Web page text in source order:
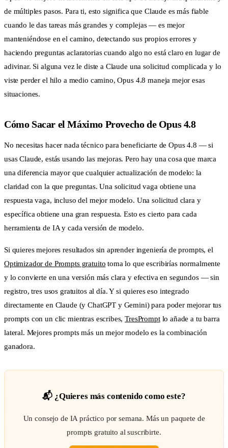
de múltiples pasos. Para ti, esto significa que Claude es más fiable
cuando le das tareas más grandes y complejas — es mejor
manteniéndose en el camino, detectando sus propios errores y
haciendo preguntas aclaratorias cuando algo no está claro en lugar de
adivinar. Si alguna vez le diste a Claude una solicitud complicada y lo
viste perder el hilo a medio camino, Opus 4.8 maneja mejor esas
situaciones.
Cómo Sacar el Máximo Provecho de Opus 4.8
No necesitas hacer nada técnico para beneficiarte de Opus 4.8 — si
usas Claude, estás usando las mejoras. Pero hay una cosa que marca
una diferencia mayor que cualquier actualización de modelo: la
claridad con la que preguntas. Una solicitud vaga obtiene una
respuesta vaga, incluso del mejor modelo. Una solicitud clara y
específica obtiene una gran respuesta. Esto es cierto para cada
herramienta de IA y cada versión de modelo.
Si quieres mejores resultados sin aprender ingeniería de prompts, el
Optimizador de Prompts gratuito toma lo que escribirías normalmente
y lo convierte en una versión más clara y efectiva en segundos — sin
registro, tres usos gratuitos al día. Y si quieres eso integrado
directamente en Claude (y ChatGPT y Gemini) para poder mejorar tus
prompts con un clic mientras escribes,TresPromptlo añade a tu barra
lateral. Mejores prompts más un mejor modelo es la combinación
ganadora.
📬 ¿Quieres más contenido como este?
Un consejo de IA práctico por semana. Más un paquete de
prompts gratuito al suscribirte.